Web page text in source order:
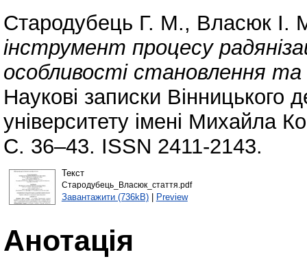
Стародубець Г. М., Власюк І.
інструмент процесу
особливості становлення
Наукові записки Вінницького
університету імені Михайла
С. 36–43. ISSN 2411-2143.
Текст
Стародубець_Власюк_стаття.pdf
Завантажити (736kB)| Preview
Анотація